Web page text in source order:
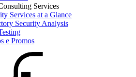
Services
Services at a Glance
Security Analysis
e Promos